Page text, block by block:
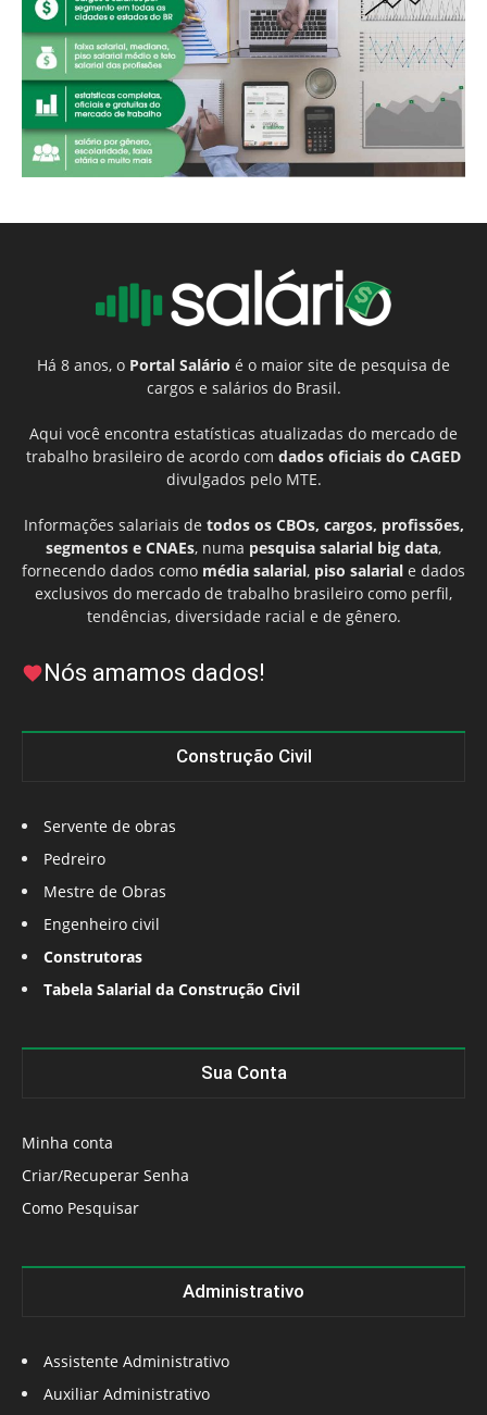
Há 8 anos, o Portal Salário é o maior site de pesquisa de
cargos e salários do Brasil.
Aqui você encontra estatísticas atualizadas do mercado de
trabalho brasileiro de acordo com dados oficiais do CAGED
divulgados pelo MTE.
Informações salariais de todos os CBOs, cargos, profissões,
segmentos e CNAEs, numa pesquisa salarial big data,
fornecendo dados como média salarial, piso salarial e dados
exclusivos do mercado de trabalho brasileiro como perfil,
tendências, diversidade racial e de gênero.
Nós amamos dados!
Construção Civil
Servente de obras
Pedreiro
Mestre de Obras
Engenheiro civil
Construtoras
Tabela Salarial da Construção Civil
Sua Conta
Minha conta
Criar/Recuperar Senha
Como Pesquisar
Administrativo
Assistente Administrativo
Auxiliar Administrativo